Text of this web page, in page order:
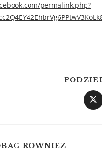
permalink.php?
RÓWNIEŻ